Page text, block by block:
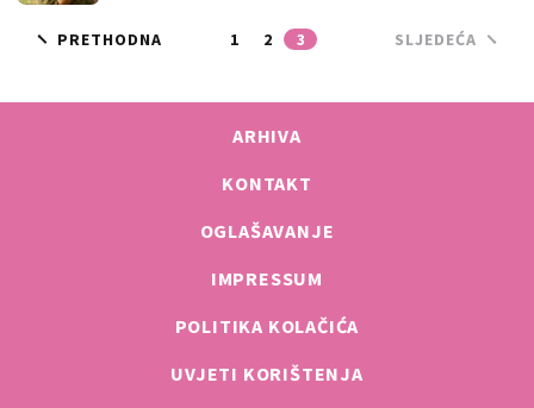
PRETHODNA 1 2 3 SLJEDEĆA
ARHIVA
KONTAKT
OGLAŠAVANJE
IMPRESSUM
POLITIKA KOLAČIĆA
UVJETI KORIŠTENJA